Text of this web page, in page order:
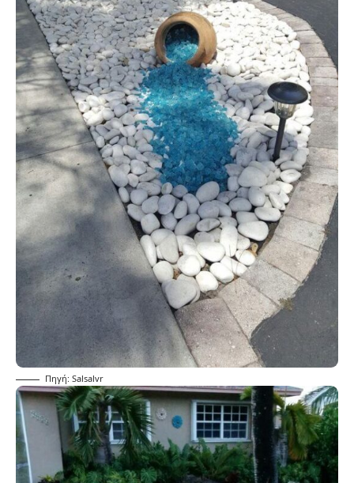
Πηγή: Salsalvr